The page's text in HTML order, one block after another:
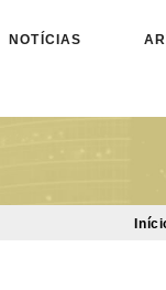
NOTÍCIAS